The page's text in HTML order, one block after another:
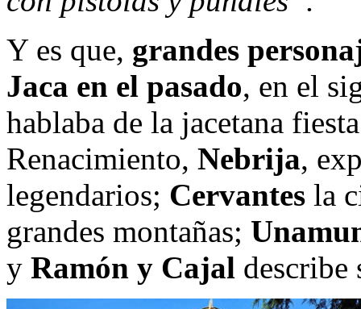
Y es que, grandes
Jaca en el pasado, en el
hablaba de la jacetana
Renacimiento, Nebrija,
legendarios; Cervantes la
grandes montañas;
y Ramón y Cajal describe